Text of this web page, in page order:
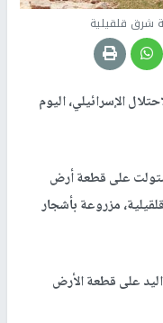
شرق قلقيلية
الإسرائيلي، اليوم
على قطعة أرض
قلقيلية، مزروعة بأشجار
على قطعة الأرض